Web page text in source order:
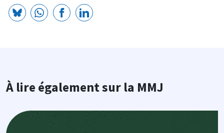
À lire également sur la MMJ
Image